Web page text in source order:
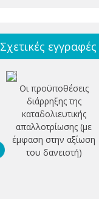
Σχετικές εγγραφές
Οι προϋποθέσεις
διάρρηξης της
καταδολιευτικής
απαλλοτρίωσης (με
έμφαση στην αξίωση
του δανειστή)